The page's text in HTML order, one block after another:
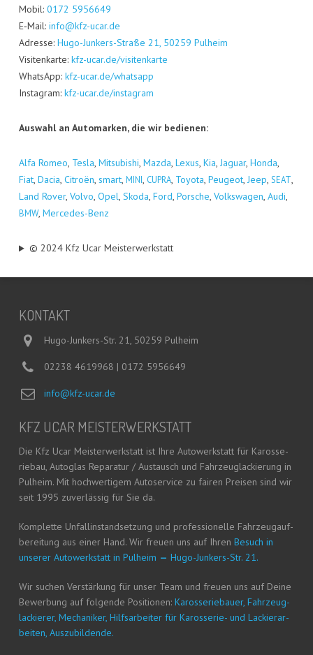
Mobil: 0172 5956649
E‑Mail: info@kfz-ucar.de
Adres­se: Hugo-Jun­kers-Stra­ße 21, 50259 Pul­heim
Visi­ten­kar­te: kfz-ucar.de/visitenkarte
Whats­App: kfz-ucar.de/whatsapp
Insta­gram: kfz-ucar.de/instagram
Aus­wahl an Auto­mar­ken, die wir bedienen:
Alfa Romeo, Tes­la, Mitsu­bi­shi, Maz­da, Lexus, Kia, Jagu­ar, Hon­da,
Fiat, Dacia, Citro­ën, smart, MINI, CUPRA, Toyo­ta, Peu­geot, Jeep, SEAT,
Land Rover, Vol­vo, Opel, Sko­da, Ford, Por­sche, Volks­wa­gen, Audi,
BMW, Mer­ce­des-Benz
© 2024 Kfz Ucar Meisterwerkstatt
KON­TAKT
Hugo-Junkers-Str. 21, 50259 Pulheim
02238 4619968 | 0172 5956649
info@kfz-ucar.de
KFZ UCAR MEISTERWERKSTATT
Die Kfz Ucar Meis­ter­werk­statt ist Ihre Auto­werk­statt für Karos­se­
rie­bau, Auto­glas Repa­ra­tur / Aus­tausch und Fahr­zeug­la­ckie­rung in
Pul­heim. Mit hoch­wer­ti­gem Auto­ser­vice zu fai­ren Prei­sen sind wir
seit 1995 zuver­läs­sig für Sie da.
Kom­plet­te Unfall­in­stand­set­zung und pro­fes­sio­nel­le Fahr­zeug­auf­
be­rei­tung aus einer Hand. Wir freu­en uns auf Ihren Besuch in
unse­rer Auto­werk­statt in Pul­heim — Hugo-Jun­kers-Str. 21.
Wir suchen Ver­stär­kung für unser Team und freu­en uns auf Dei­ne
Bewer­bung auf fol­gen­de Posi­tio­nen: Karos­se­rie­bau­er, Fahr­zeug­
la­ckie­rer, Mecha­ni­ker, Hilfs­ar­bei­ter für Karos­se­rie- und Lackier­ar­
bei­ten, Auszubildende.